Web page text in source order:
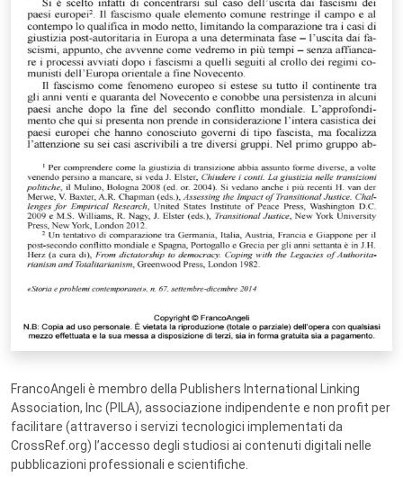
FrancoAngeli è membro della Publishers International Linking
Association, Inc (PILA), associazione indipendente e non profit per
facilitare (attraverso i servizi tecnologici implementati da
CrossRef.org) l’accesso degli studiosi ai contenuti digitali nelle
pubblicazioni professionali e scientifiche.